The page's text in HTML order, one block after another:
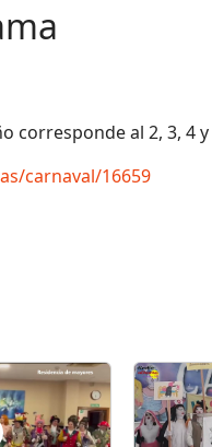
corresponde al 2, 3, 4
carnaval/16659